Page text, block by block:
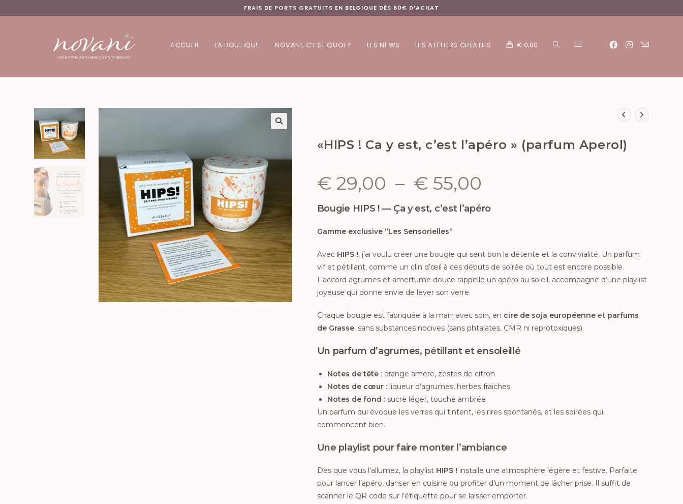
FRAIS DE PORTS GRATUITS EN BELGIQUE DÈS 60€ D’ACHAT
ACCUEIL LA BOUTIQUE NOVANI, C’EST QUOI ? LES NEWS LES ATELIERS CRÉATIFS € 0,00
«HIPS ! Ca y est, c’est l’apéro » (parfum Aperol)
€ 29,00 – € 55,00
Bougie HIPS ! — Ça y est, c’est l’apéro
Gamme exclusive “Les Sensorielles“
Avec HIPS !, j’ai voulu créer une bougie qui sent bon la détente et la convivialité. Un parfum
vif et pétillant, comme un clin d’œil à ces débuts de soirée où tout est encore possible.
L’accord agrumes et amertume douce rappelle un apéro au soleil, accompagné d’une playlist
joyeuse qui donne envie de lever son verre.
Chaque bougie est fabriquée à la main avec soin, en cire de soja européenneet parfums
de Grasse, sans substances nocives (sans phtalates, CMR ni reprotoxiques).
Un parfum d’agrumes, pétillant et ensoleillé
Notes de tête: orange amère, zestes de citron
Notes de cœur: liqueur d’agrumes, herbes fraîches
Notes de fond : sucre léger, touche ambrée
Un parfum qui évoque les verres qui tintent, les rires spontanés, et les soirées qui
commencent bien.
Une playlist pour faire monter l’ambiance
Dès que vous l’allumez, la playlist HIPS ! installe une atmosphère légère et festive. Parfaite
pour lancer l’apéro, danser en cuisine ou profiter d’un moment de lâcher prise. Il suffit de
scanner le QR code sur l’étiquette pour se laisser emporter.